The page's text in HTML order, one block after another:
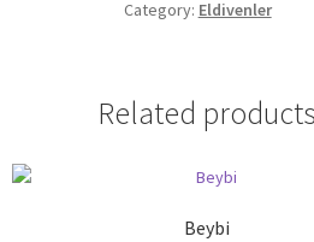
Category: Eldivenler
Related products
Beybi